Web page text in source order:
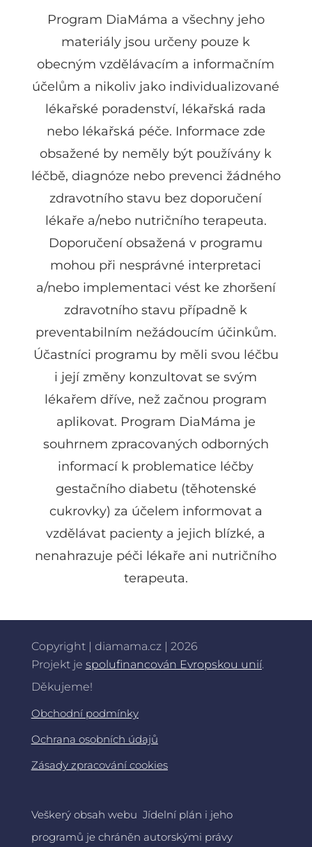
Program DiaMáma a všechny jeho
materiály jsou určeny pouze k
obecným vzdělávacím a informačním
účelům a nikoliv jako individualizované
lékařské poradenství, lékařská rada
nebo lékařská péče. Informace zde
obsažené by neměly být používány k
léčbě, diagnóze nebo prevenci žádného
zdravotního stavu bez doporučení
lékaře a/nebo nutričního terapeuta.
Doporučení obsažená v programu
mohou při nesprávné interpretaci
a/nebo implementaci vést ke zhoršení
zdravotního stavu případně k
preventabilním nežádoucím účinkům.
Účastníci programu by měli svou léčbu
i její změny konzultovat se svým
lékařem dříve, než začnou program
aplikovat. Program DiaMáma je
souhrnem zpracovaných odborných
informací k problematice léčby
gestačního diabetu (těhotenské
cukrovky) za účelem informovat a
vzdělávat pacienty a jejich blízké, a
nenahrazuje péči lékaře ani nutričního
terapeuta.
Copyright | diamama.cz | 2026
Projekt je spolufinancován Evropskou unií.
Děkujeme!
Obchodní podmínky
Ochrana osobních údajů
Zásady zpracování cookies
Veškerý obsah webu Jídelní plán i jeho
programů je chráněn autorskými právy